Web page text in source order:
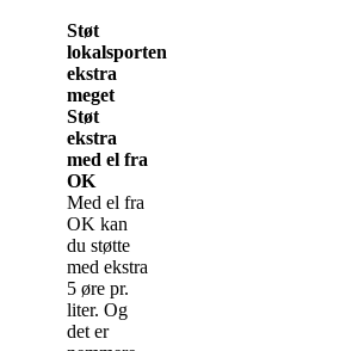
Støt
lokalsporten
ekstra
meget
Støt
ekstra
med el fra
OK
Med el fra
OK kan
du støtte
med ekstra
5 øre pr.
liter. Og
det er